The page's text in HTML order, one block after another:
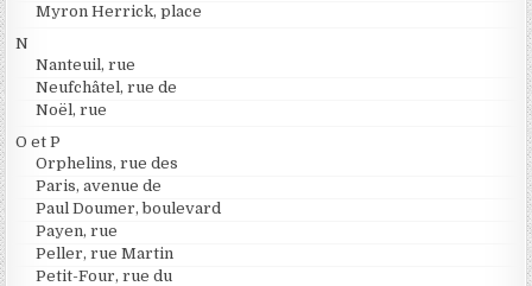
Myron Herrick, place
N
Nanteuil, rue
Neufchâtel, rue de
Noël, rue
O et P
Orphelins, rue des
Paris, avenue de
Paul Doumer, boulevard
Payen, rue
Peller, rue Martin
Petit-Four, rue du